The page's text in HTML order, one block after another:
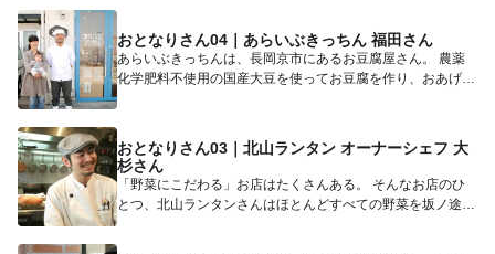
おとなりさん04｜あらいぶきっちん 福田さん
あらいぶきっちんは、長岡京市にあるお豆腐屋さん。 農薬
化学肥料不使用の国産大豆を使ってお豆腐を作り、おあげさ
んを揚げる...
おとなりさん03｜北山ランタン オーナーシェフ 大
杉さん
「野菜にこだわる」お店はたくさんある。 そんなお店のひ
とつ、北山ランタンさんはほとんどすべての野菜を坂ノ途中
からの配達...